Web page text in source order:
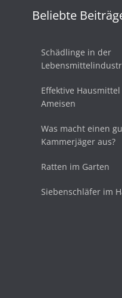
Beliebte
Schädlinge in der
Effektive Hausmittel
Ameisen
Was macht einen
Kammerjäger aus?
Ratten im Garten
Siebenschläfer im